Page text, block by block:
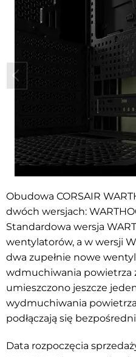
Obudowa CORSAIR
dwóch wersjach:
Standardowa wersja
wentylatorów, a w wersji
dwa zupełnie nowe
wdmuchiwania powietrza
umieszczono jeszcze
wydmuchiwania
podłączają się
Data rozpoczęcia